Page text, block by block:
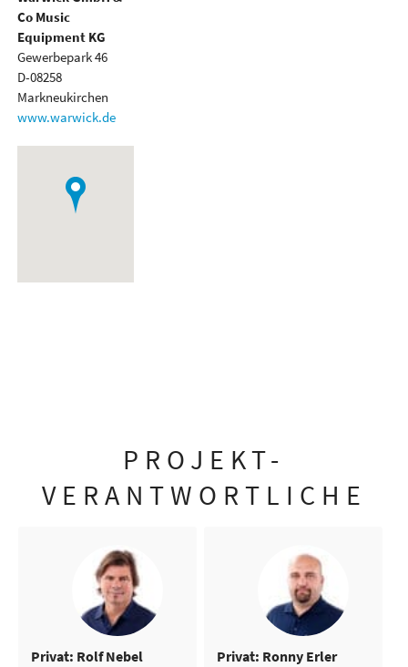
Co Music
Equipment KG
Gewerbepark 46
D-08258
Markneukirchen
www.warwick.de
PROJEKT-
VERANTWORTLICHE
Privat: Rolf Nebel Privat: Ronny Erler